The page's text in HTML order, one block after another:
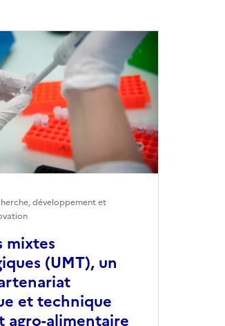
mixtes
(UMT), un
et technique
agro-alimentaire
développement et